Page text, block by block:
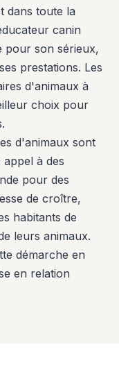
dans toute la
canin
pour son sérieux,
prestations. Les
d'animaux à
choix pour
d'animaux sont
à des
pour des
de croître,
habitants de
leurs animaux.
démarche en
en relation